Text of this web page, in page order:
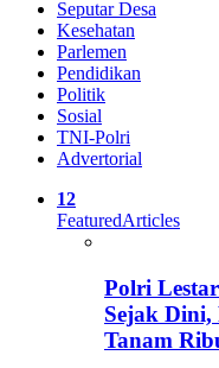
Seputar Desa
Kesehatan
Parlemen
Pendidikan
Politik
Sosial
TNI-Polri
Advertorial
12
FeaturedArticles
Polri
Sejak Dini,
Tanam